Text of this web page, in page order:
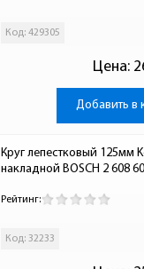
Код: 429305
Цена:
Добавить в
Круг лепестковый 125мм
накладной BOSCH 2 608
Рейтинг:
Код: 32233